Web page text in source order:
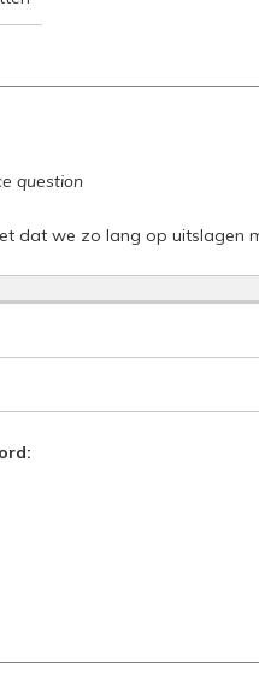
question
dat we zo lang op uitslagen